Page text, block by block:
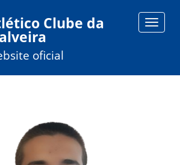
Toggle
Clube da
oficial